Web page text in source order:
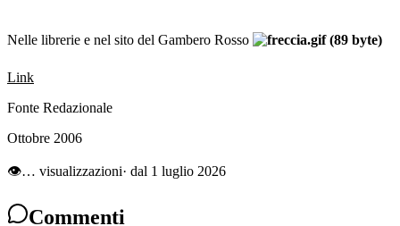
Nelle librerie e nel sito del Gambero Rosso
Link
Fonte Redazionale
Ottobre 2006
👁… visualizzazioni· dal 1 luglio 2026
Commenti